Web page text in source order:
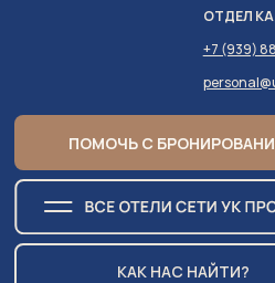
ОТДЕЛ
+7 (939)
ПОМОЧЬ С
КАК НАС НАЙТИ?